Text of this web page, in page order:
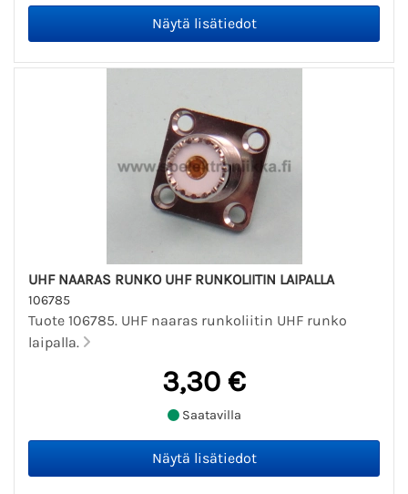
UHF NAARAS RUNKO UHF RUNKOLIITIN LAIPALLA
106785
Tuote 106785. UHF naaras runkoliitin UHF runko
laipalla.
3,30 €
Saatavilla